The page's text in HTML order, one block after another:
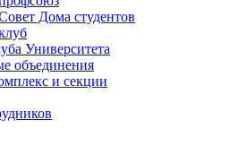
Дома студентов
Университета
объединения
и секции